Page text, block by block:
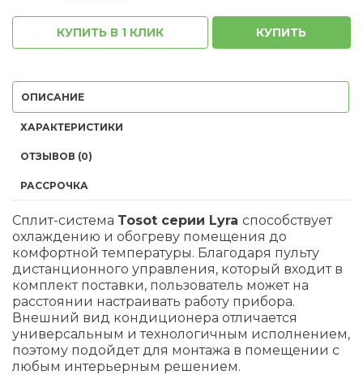
КУПИТЬ В 1 КЛИК КУПИТЬ
ОПИСАНИЕ
ХАРАКТЕРИСТИКИ
ОТЗЫВОВ (0)
РАССРОЧКА
Сплит-система Tosot серии Lyra способствует
охлаждению и обогреву помещения до
комфортной температуры. Благодаря пульту
дистанционного управления, который входит в
комплект поставки, пользователь может на
расстоянии настраивать работу прибора.
Внешний вид кондиционера отличается
универсальным и технологичным исполнением,
поэтому подойдет для монтажа в помещении с
любым интерьерным решением.